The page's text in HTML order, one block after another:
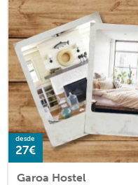
desde
27€
Garoa Hostel